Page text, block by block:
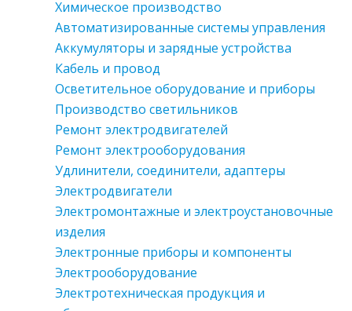
Химическое производство
Автоматизированные системы управления
Аккумуляторы и зарядные устройства
Кабель и провод
Осветительное оборудование и приборы
Производство светильников
Ремонт электродвигателей
Ремонт электрооборудования
Удлинители, соединители, адаптеры
Электродвигатели
Электромонтажные и электроустановочные
изделия
Электронные приборы и компоненты
Электрооборудование
Электротехническая продукция и